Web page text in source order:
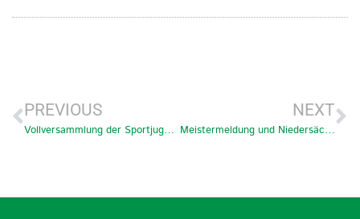
PREVIOUS
Vollversammlung der Sportjugend Osnabrück-Land am 25.09. um 18 Uhr
NEXT
Meistermeldung und Niedersächsische Sportlerwahl